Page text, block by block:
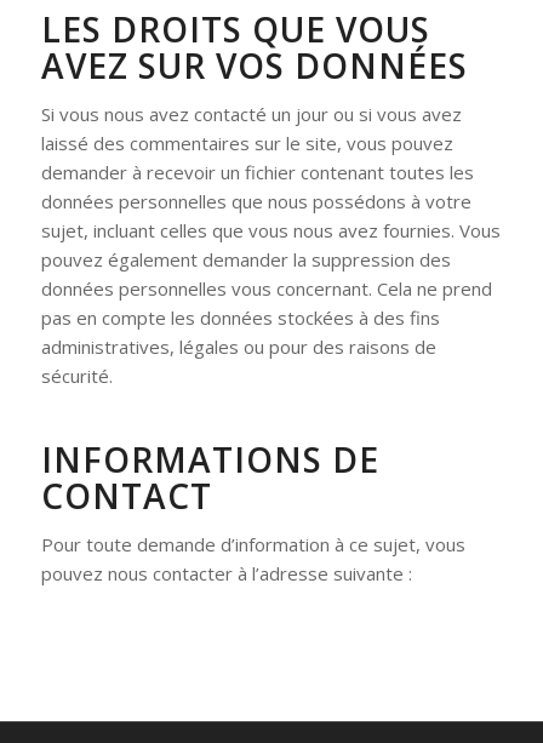
LES DROITS QUE VOUS
AVEZ SUR VOS DONNÉES
Si vous nous avez contacté un jour ou si vous avez
laissé des commentaires sur le site, vous pouvez
demander à recevoir un fichier contenant toutes les
données personnelles que nous possédons à votre
sujet, incluant celles que vous nous avez fournies. Vous
pouvez également demander la suppression des
données personnelles vous concernant. Cela ne prend
pas en compte les données stockées à des fins
administratives, légales ou pour des raisons de
sécurité.
INFORMATIONS DE
CONTACT
Pour toute demande d’information à ce sujet, vous
pouvez nous contacter à l’adresse suivante :